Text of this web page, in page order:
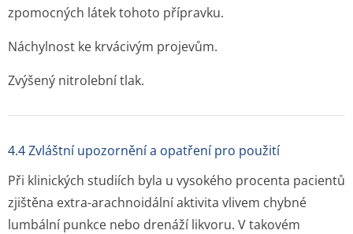
zpomocných látek tohoto přípravku.
Náchylnost ke krvácivým projevům.
Zvýšený nitrolební tlak.
4.4 Zvláštní upozornění a opatření pro použití
Při klinických studiích byla u vysokého procenta pacientů
zjištěna extra-arachnoidální aktivita vlivem chybné
lumbální punkce nebo drenáží likvoru. V takovém